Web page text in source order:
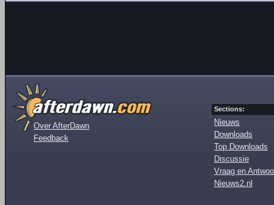
Over AfterDawn
Feedback
Sections:
Nieuws
Downloads
Top Downloads
Discussie
Vraag en
Nieuws2.nl